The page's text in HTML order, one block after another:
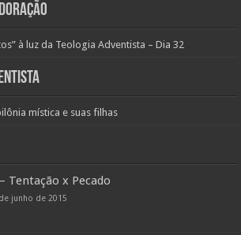
à luz da Teologia Adventista – Dia 32
mística e suas filhas
Tentação x Pecado
junho de 2015